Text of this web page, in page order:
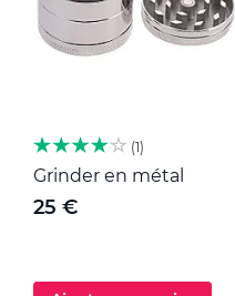
1
Grinder en métal
25 €